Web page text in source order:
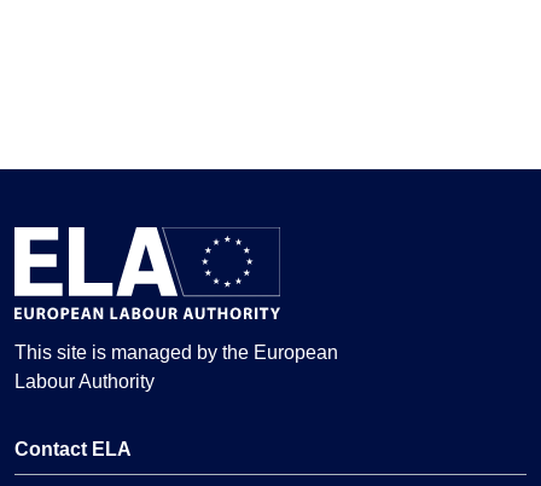
This site is managed by the European
Labour Authority
Contact ELA